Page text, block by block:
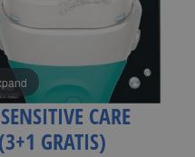
CARE
GRATIS)